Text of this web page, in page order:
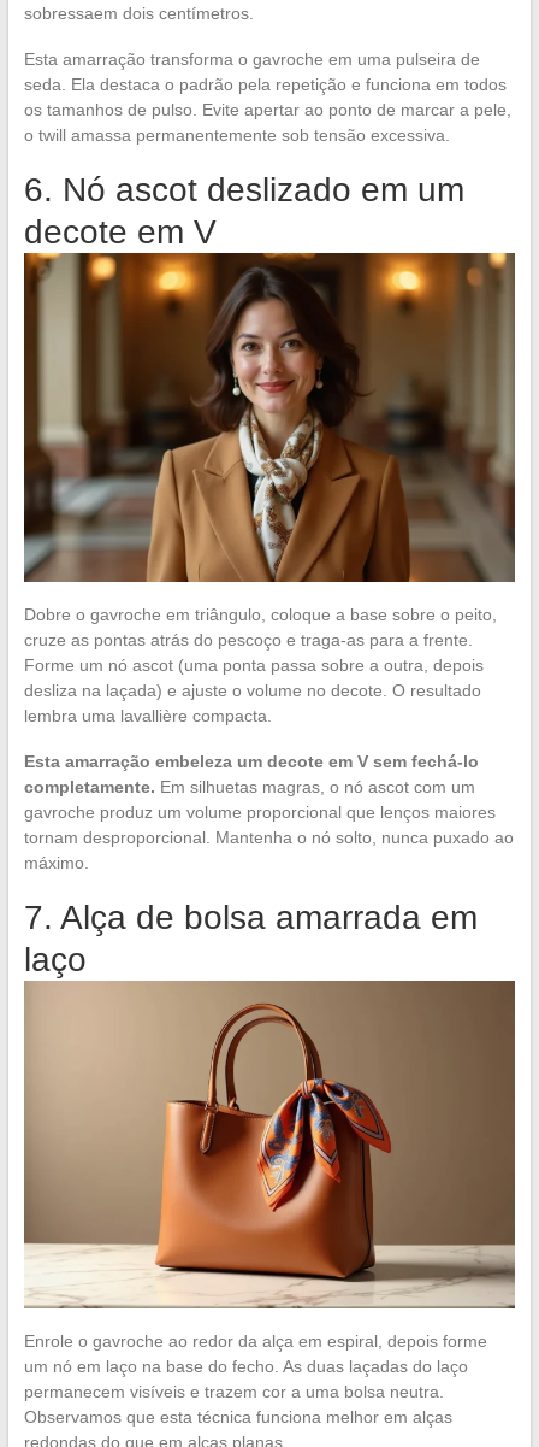
sobressaem dois centímetros.
Esta amarração transforma o gavroche em uma pulseira de
seda. Ela destaca o padrão pela repetição e funciona em todos
os tamanhos de pulso. Evite apertar ao ponto de marcar a pele,
o twill amassa permanentemente sob tensão excessiva.
6. Nó ascot deslizado em um
decote em V
Dobre o gavroche em triângulo, coloque a base sobre o peito,
cruze as pontas atrás do pescoço e traga-as para a frente.
Forme um nó ascot (uma ponta passa sobre a outra, depois
desliza na laçada) e ajuste o volume no decote. O resultado
lembra uma lavallière compacta.
Esta amarração embeleza um decote em V sem fechá-lo
completamente. Em silhuetas magras, o nó ascot com um
gavroche produz um volume proporcional que lenços maiores
tornam desproporcional. Mantenha o nó solto, nunca puxado ao
máximo.
7. Alça de bolsa amarrada em
laço
Enrole o gavroche ao redor da alça em espiral, depois forme
um nó em laço na base do fecho. As duas laçadas do laço
permanecem visíveis e trazem cor a uma bolsa neutra.
Observamos que esta técnica funciona melhor em alças
redondas do que em alças planas.